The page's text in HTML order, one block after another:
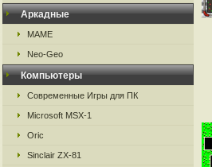
Аркадные
MAME
Neo-Geo
Компьютеры
Современные Игры для ПК
Microsoft MSX-1
Oric
Sinclair ZX-81